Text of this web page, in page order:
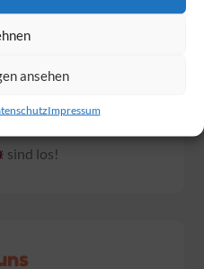
ansehen
Impressum
sind los!